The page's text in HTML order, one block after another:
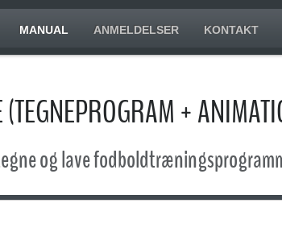
MANUAL ANMELDELSER KONTAKT
(TEGNEPROGRAM +
og lave